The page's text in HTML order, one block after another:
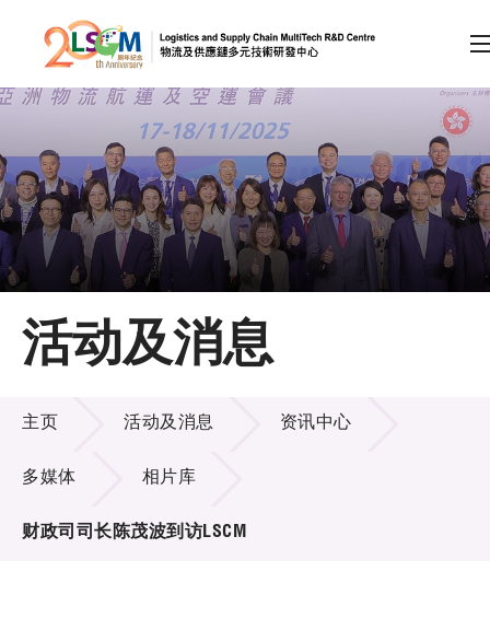
跳到内容（按回车键）
会员登录
A A EN 繁 简
主页
关于LSCM
技术商品化
项目及资助计划
活动及消息
活动及消息
主页 活动及消息 资讯中心
多媒体 相片库
财政司司长陈茂波到访LSCM